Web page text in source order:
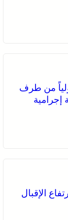
من طرف
إجرامية
الإقبال